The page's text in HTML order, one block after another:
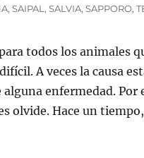
, SAIPAL , SALVIA, SAPPORO,
todos los animales
A veces la causa
alguna enfermedad. Por
olvide. Hace un